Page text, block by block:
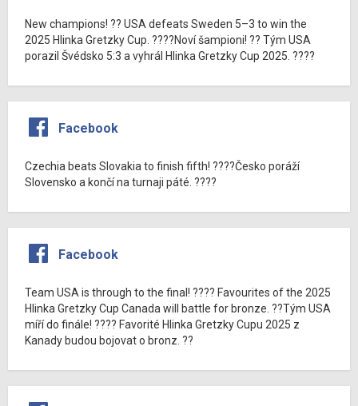
New champions! ?? USA defeats Sweden 5–3 to win the
2025 Hlinka Gretzky Cup. ????Noví šampioni! ?? Tým USA
porazil Švédsko 5:3 a vyhrál Hlinka Gretzky Cup 2025. ????
Facebook
Czechia beats Slovakia to finish fifth! ????Česko poráží
Slovensko a končí na turnaji páté. ????
Facebook
Team USA is through to the final! ???? Favourites of the 2025
Hlinka Gretzky Cup Canada will battle for bronze. ??Tým USA
míří do finále! ???? Favorité Hlinka Gretzky Cupu 2025 z
Kanady budou bojovat o bronz. ??